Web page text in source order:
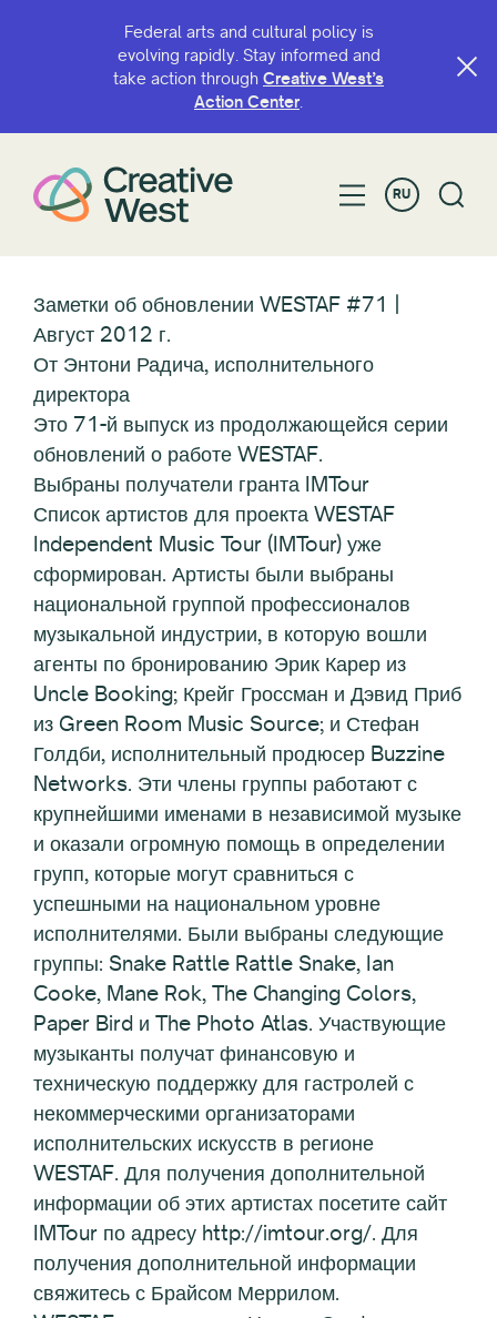
Federal arts and cultural policy is
evolving rapidly. Stay informed and
take action through Creative West’s
Action Center.
RU
Заметки об обновлении WESTAF #71 |
Август 2012 г.
От Энтони Радича, исполнительного
директора
Это 71-й выпуск из продолжающейся серии
обновлений о работе WESTAF.
Выбраны получатели гранта IMTour
Список артистов для проекта WESTAF
Independent Music Tour (IMTour) уже
сформирован. Артисты были выбраны
национальной группой профессионалов
музыкальной индустрии, в которую вошли
агенты по бронированию Эрик Карер из
Uncle Booking; Крейг Гроссман и Дэвид Приб
из Green Room Music Source; и Стефан
Голдби, исполнительный продюсер Buzzine
Networks. Эти члены группы работают с
крупнейшими именами в независимой музыке
и оказали огромную помощь в определении
групп, которые могут сравниться с
успешными на национальном уровне
исполнителями. Были выбраны следующие
группы: Snake Rattle Rattle Snake, Ian
Cooke, Mane Rok, The Changing Colors,
Paper Bird и The Photo Atlas. Участвующие
музыканты получат финансовую и
техническую поддержку для гастролей с
некоммерческими организаторами
исполнительских искусств в регионе
WESTAF. Для получения дополнительной
информации об этих артистах посетите сайт
IMTour по адресу http://imtour.org/. Для
получения дополнительной информации
свяжитесь с Брайсом Меррилом.